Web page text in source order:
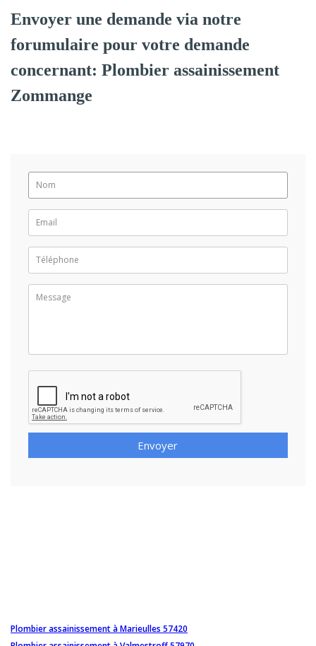
Envoyer une demande via notre
forumulaire pour votre demande
concernant: Plombier assainissement
Zommange
Envoyer
Plombier assainissement à Marieulles 57420